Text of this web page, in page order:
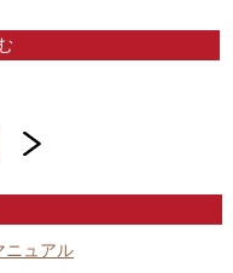
next
ニュアル